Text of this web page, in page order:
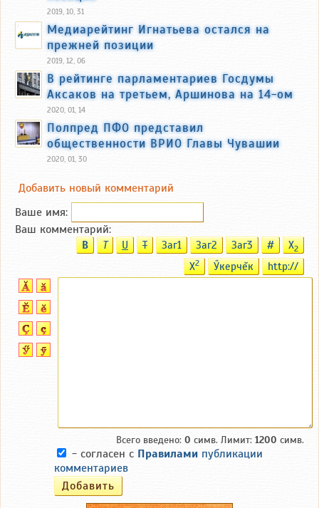
2019, 10, 31
Медиарейтинг Игнатьева остался на
прежней позиции
2019, 12, 06
В рейтинге парламентариев Госдумы
Аксаков на третьем, Аршинова на 14-ом
2020, 01, 14
Полпред ПФО представил
общественности ВРИО Главы Чувашии
2020, 01, 30
Добавить новый комментарий
Ваше имя:
Ваш комментарий:
B T U T Заг1 Заг2 Заг3 # X2
X2 Ӳкерчĕк http://
Всего введено: 0 симв. Лимит: 1200 симв.
- согласен с Правилами публикации
комментариев